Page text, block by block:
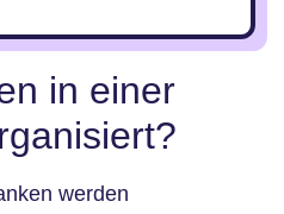
in einer
werden